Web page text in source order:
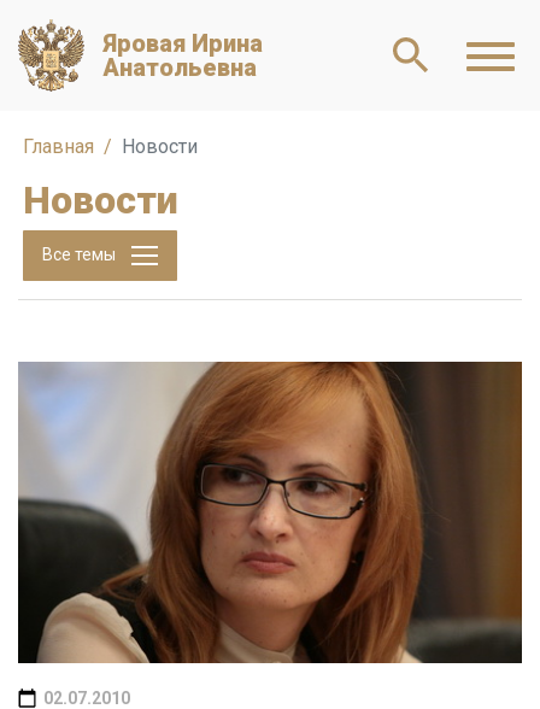
Яровая Ирина
Анатольевна
Главная Новости
Новости
Все темы
02.07.2010